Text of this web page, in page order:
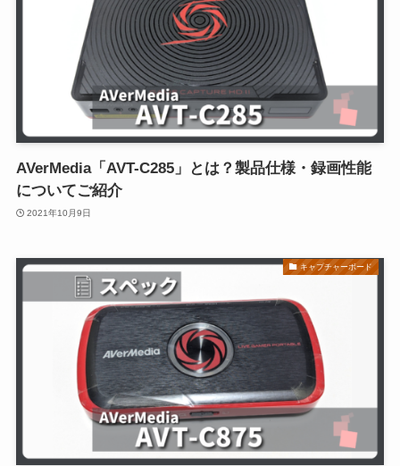
AVerMedia「AVT-C285」とは？製品仕様・録画性能
についてご紹介
2021年10月9日
キャプチャーボード